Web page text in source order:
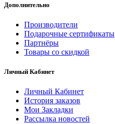
Дополнительно
Производители
Подарочные сертификаты
Партнёры
Товары со скидкой
Личный Кабинет
Личный Кабинет
История заказов
Мои Закладки
Рассылка новостей